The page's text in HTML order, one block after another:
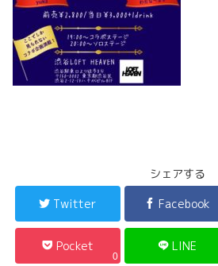
シェアする
Twitter
Facebook
Pocket
0
LINE